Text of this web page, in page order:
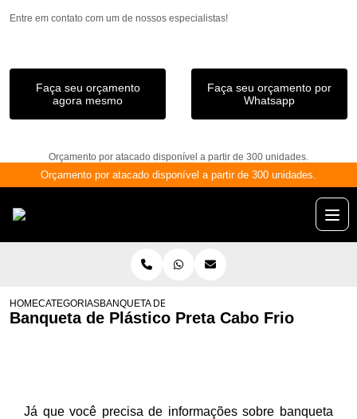
Entre em contato com um de nossos especialistas!
Faça seu orçamento
agora mesmo
Faça seu orçamento por
Whatsapp
Orçamento por atacado disponível a partir de 300 unidades.
Orçamento por atacado disponível a partir de 300 unidades.
HOMECATEGORIASBANQUETA DE PLÁSTICO PRETA CABO FRIO
Banqueta de Plástico Preta Cabo Frio
Já que você precisa de informações sobre banqueta